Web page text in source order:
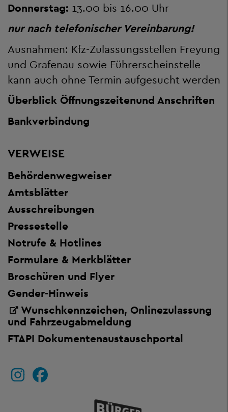
Donnerstag: 13.00 bis 16.00 Uhr
nur nach telefonischer Vereinbarung!
Ausnahmen: Kfz-Zulassungsstellen Freyung
und Grafenau sowie Führerscheinstelle
kann auch ohne Termin aufgesucht werden
Überblick Öffnungszeitenund Anschriften
Bankverbindung
VERWEISE
Behördenwegweiser
Amtsblätter
Ausschreibungen
Pressestelle
Notrufe & Hotlines
Formulare & Merkblätter
Broschüren und Flyer
Gender-Hinweis
Wunschkennzeichen, Onlinezulassung
und Fahrzeugabmeldung
FTAPI Dokumentenaustauschportal